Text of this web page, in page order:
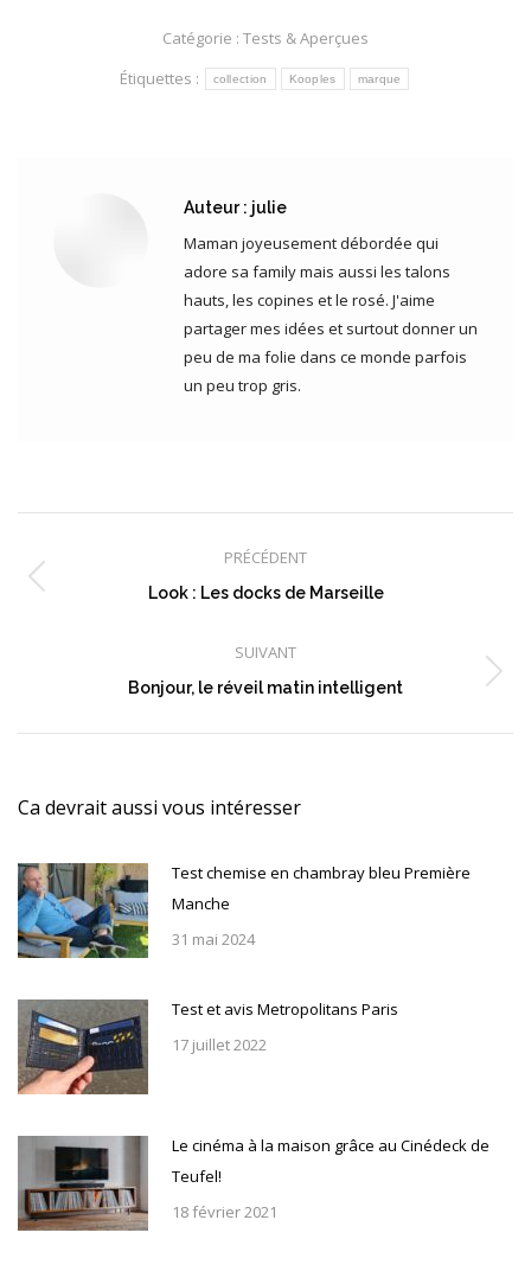
Catégorie : Tests & Aperçues
Étiquettes :
collection Kooples marque
Auteur : julie
Maman joyeusement débordée qui
adore sa family mais aussi les talons
hauts, les copines et le rosé. J'aime
partager mes idées et surtout donner un
peu de ma folie dans ce monde parfois
un peu trop gris.
article
PRÉCÉDENT
Article
:
Look : Les docks de Marseille
SUIVANT
Article
Bonjour, le réveil matin intelligent
Ca devrait aussi vous intéresser
Test chemise en chambray bleu Première
Manche
31 mai 2024
Test et avis Metropolitans Paris
17 juillet 2022
Le cinéma à la maison grâce au Cinédeck de
Teufel!
18 février 2021